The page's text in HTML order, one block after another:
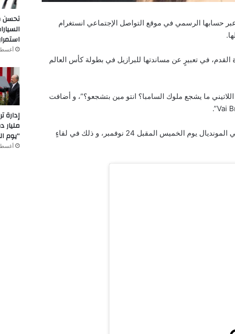
حسابها الرسمي في موقع التواصل الإجتماعي انستغرام
في تعبيرٍ عن مساندتها للبرازيل في بطولة كأس العالم
ما يشجع ملوك السامبا؟ انتو مين بتشجعو؟”، و أضافت
هذا و المنتظر أن يكون الظهور الأول للبرازيل في المونديال يوم الخميس المقبل 24 نوفمبر، و ذلك في لقاءٍ
تحسن
أغسطس 6,
مليار
“يوم
أغسطس 6,